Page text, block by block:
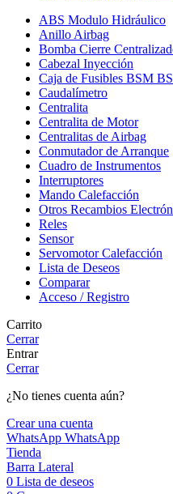
ABS Modulo Hidráulico
Anillo Airbag
Bomba Cierre
Cabezal Inyección
Caja de Fusibles BSM
Caudalímetro
Centralita
Centralita de Motor
Centralitas de Airbag
Conmutador de Arranque
Cuadro de Instrumentos
Interruptores
Mando Calefacción
Otros Recambios
Reles
Sensor
Servomotor Calefacción
Lista de Deseos
Comparar
Acceso / Registro
Carrito
Cerrar
Entrar
Cerrar
¿No tienes cuenta aún?
Crear una cuenta
WhatsApp WhatsApp
Tienda
Barra Lateral
0 Lista de deseos